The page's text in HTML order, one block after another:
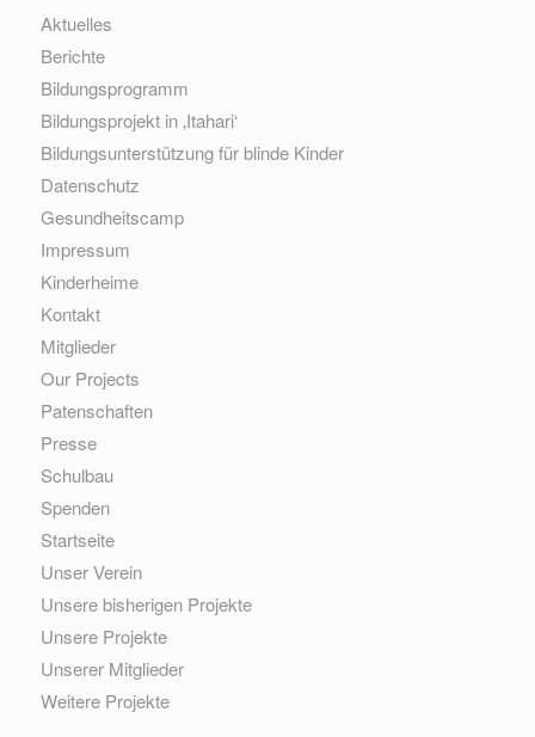
Aktuelles
Berichte
Bildungsprogramm
Bildungsprojekt in ‚Itahari‘
Bildungsunterstützung für blinde Kinder
Datenschutz
Gesundheitscamp
Impressum
Kinderheime
Kontakt
Mitglieder
Our Projects
Patenschaften
Presse
Schulbau
Spenden
Startseite
Unser Verein
Unsere bisherigen Projekte
Unsere Projekte
Unserer Mitglieder
Weitere Projekte